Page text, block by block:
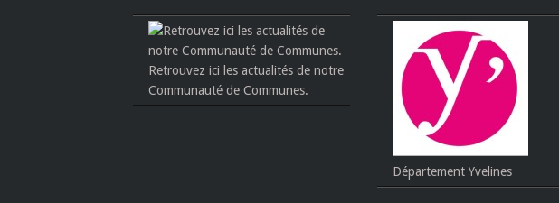
Retrouvez ici les actualités de notre
Communauté de Communes.
Département Yvelines